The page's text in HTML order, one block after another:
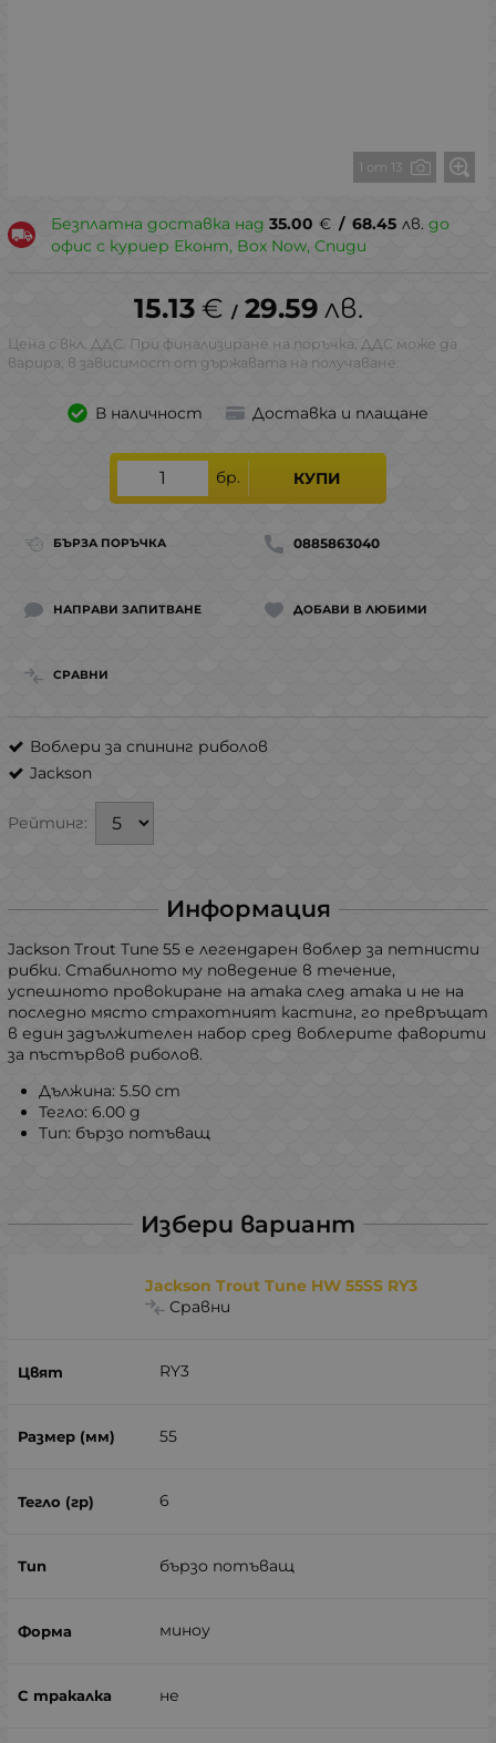
1 от 13
Безплатна доставка над 35.00 € / 68.45 лв. до
офис с куриер Еконт, Box Now, Спиди
15.13 € / 29.59 лв.
Цена с вкл. ДДС. При финализиране на поръчка, ДДС може да
варира, в зависимост от държавата на получаване.
В наличност Доставка и плащане
бр. КУПИ
БЪРЗА ПОРЪЧКА 0885863040
НАПРАВИ ЗАПИТВАНЕ ДОБАВИ В ЛЮБИМИ
СРАВНИ
Воблери за спининг риболов
Jackson
Рейтинг:
Информация
Jackson Trout Tune 55 е легендарен воблер за петнисти
рибки. Стабилното му поведение в течение,
успешното провокиране на атака след атака и не на
последно място страхотният кастинг, го превръщат
в един задължителен набор сред воблерите фаворити
за пъстървов риболов.
Дължина: 5.50 сm
Тегло: 6.00 g
Тип: бързо потъващ
Избери вариант
Jackson Trout Tune HW 55SS RY3
Сравни
RY3
55
6
бързо потъващ
миноу
не